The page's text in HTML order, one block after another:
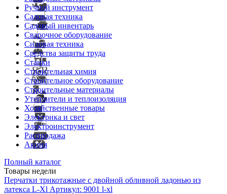
Ручной инструмент
Садовая техника
Садовый инвентарь
Сварочное оборудование
Силовая техника
Средства защиты труда
Станки
Строительная химия
Строительное оборудование
Строительные материалы
Утеплители и теплоизоляция
Хозяйственные товары
Электрика и свет
Электроинструмент
Распродажа
Акция
Полный каталог
Товары недели
Перчатки трикотажные с двойной обливной ладонью из
латекса L-Xl Артикул: 9001 l-xl